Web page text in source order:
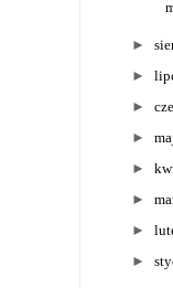
►
►
►
►
►
►
►
►